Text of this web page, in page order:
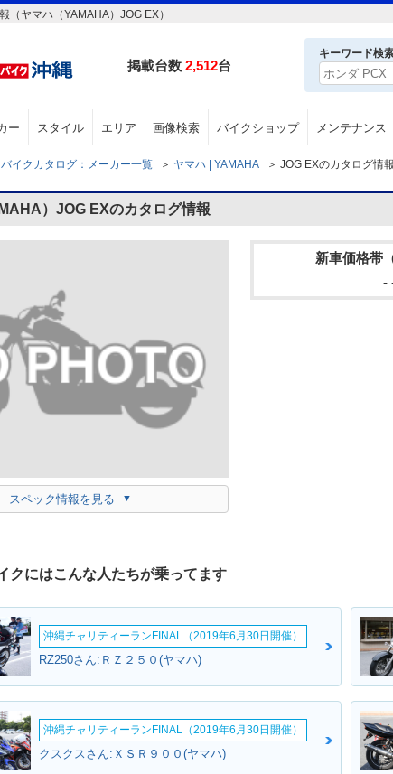
（ヤマハ（YAMAHA）JOG EX）
掲載台数 2,512台
キーワード検
ー スタイル エリア 画像検索 バイクショップ メンテナンス
バイクカタログ：メーカー一覧 ＞ ヤマハ | YAMAHA ＞ JOG EXのカタログ情報
）JOG EXのカタログ情報
スペック情報を見る
新車価格帯
-
クにはこんな人たちが乗ってます
沖縄チャリティーランFINAL（2019年6月30日開催）
RZ250さん:ＲＺ２５０(ヤマハ)
沖縄チャリティーランFINAL（2019年6月30日開催）
クスクスさん:ＸＳＲ９００(ヤマハ)